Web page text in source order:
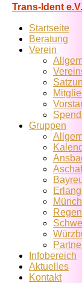
Trans-Ident e.V.
Startseite
Beratung
Verein
Gruppen
Infobereich
Aktuelles
Kontakt